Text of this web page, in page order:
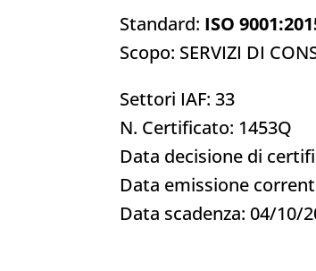
Standard: ISO
Scopo: SERVIZI DI
Settori IAF: 33
N. Certificato: 1453Q
Data decisione di
Data emissione
Data scadenza: 04/10/